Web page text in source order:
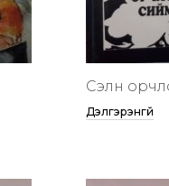
Сэлүүн
Дэлгэрэнгүй